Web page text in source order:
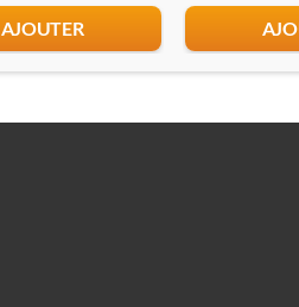
AJOUTER